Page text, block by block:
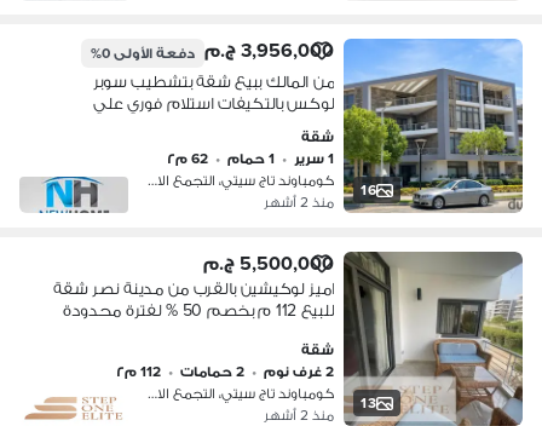
16
3,956,000 ج.م دفعة الأولى0%
من المالك ببيع شقة بتشطيب سوبر
لوكس بالتكيفات استلام فوري علي
امام المطار - التجمع الخامس - مدينة نصر
شقة
1 سرير
• 1 حمام • 62 م٢
كومباوند تاج سيتي، التجمع الاول
منذ 2 أشهر
13
5,500,000 ج.م
اميز لوكيشين بالقرب من مدينة نصر شقة
للبيع 112 م بخصم 50 % لفترة محدودة
شقة
2 غرف نوم
• 2 حمامات • 112 م٢
كومباوند تاج سيتي، التجمع الاول
منذ 2 أشهر